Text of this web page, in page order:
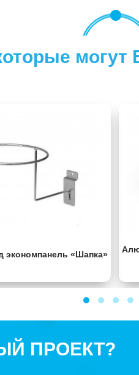
могут
экономпанель «Шапка»
ПРОЕКТ?